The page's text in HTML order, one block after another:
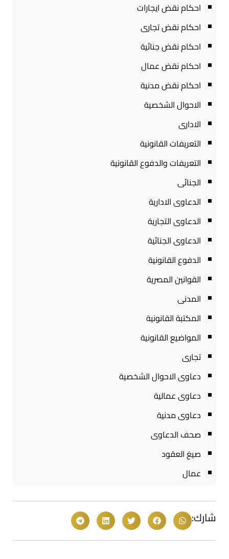
احكام نقض ايجارات
احكام نقض تجارى
احكام نقض جنائية
احكام نقض عمال
احكام نقض مدنية
الاحوال الشخصية
الادارى
التعريفات القانونية
التعريفات والدفوع القانونية
الجنائى
الدعاوى الادارية
الدعاوى التجارية
الدعاوى الجنائية
الدفوع القانونية
القوانين المصرية
المدنى
المكتبة القانونية
المواضيع القانونية
تجارى
دعاوى الاحوال الشخصية
دعاوى عمالية
دعاوى مدنية
صحف الدعاوى
صيغ العقود
عمال
شارك: